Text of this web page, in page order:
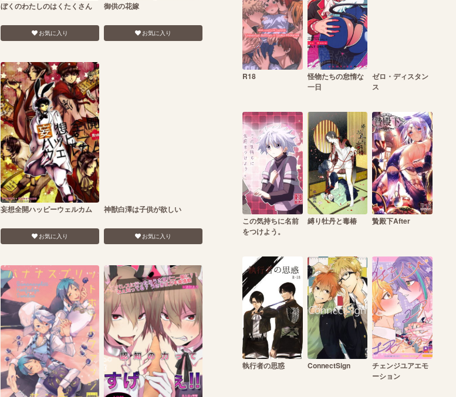
ぼくのわたしのはくたくさん
お気に入り
御供の花嫁
お気に入り
妄想全開ハッピーウェルカム
お気に入り
神獣白澤は子供が欲しい
お気に入り
R18
怪物たちの怠惰な
一日
ゼロ・ディスタン
ス
この気持ちに名前
をつけよう。
縛り牡丹と毒椿 贄殿下After
執行者の思惑 ConnectSign
チェンジユアエモ
ーション